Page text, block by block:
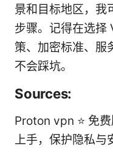
景和目标地区，我
步骤。记得在选择
策、加密标准、服
不会踩坑。
Sources:
Proton vpn ⭐ 免
上手，保护隐私与